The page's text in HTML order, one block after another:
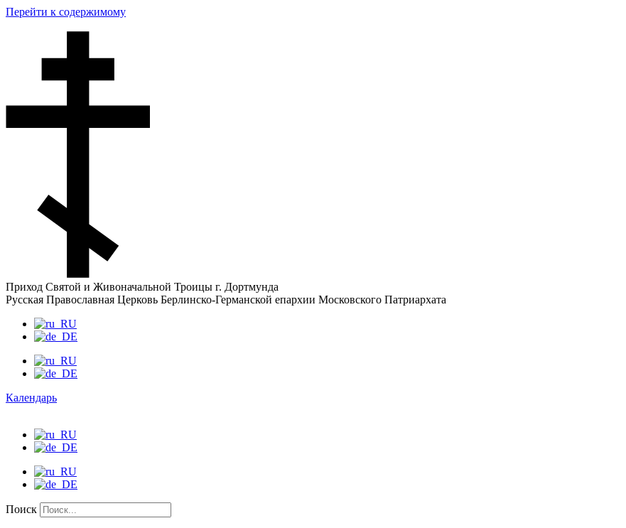
Перейти к содержимому
Приход Святой и Живоначальной Троицы г. Дортмунда
Русская Православная Церковь Берлинско-Германской епархии Московского Патриархата
Календарь
Поиск